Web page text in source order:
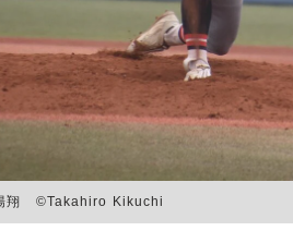
翔 ©Takahiro Kikuchi